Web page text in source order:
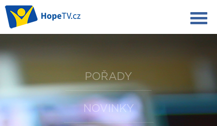
POŘADY
NOVINKY